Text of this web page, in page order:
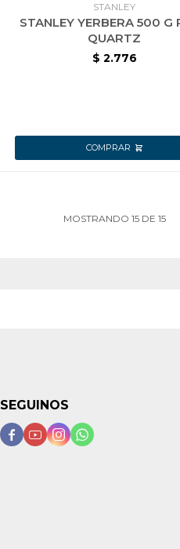
STANLEY
STANLEY YERBERA 500 G
QUARTZ
$ 2.776
MOSTRANDO 15DE 15
SEGUINOS
   